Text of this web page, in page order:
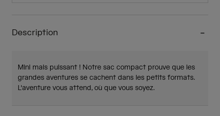
Description
Mini mais puissant ! Notre sac compact prouve que les
grandes aventures se cachent dans les petits formats.
L'aventure vous attend, où que vous soyez.